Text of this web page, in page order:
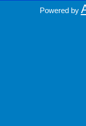
Powered by